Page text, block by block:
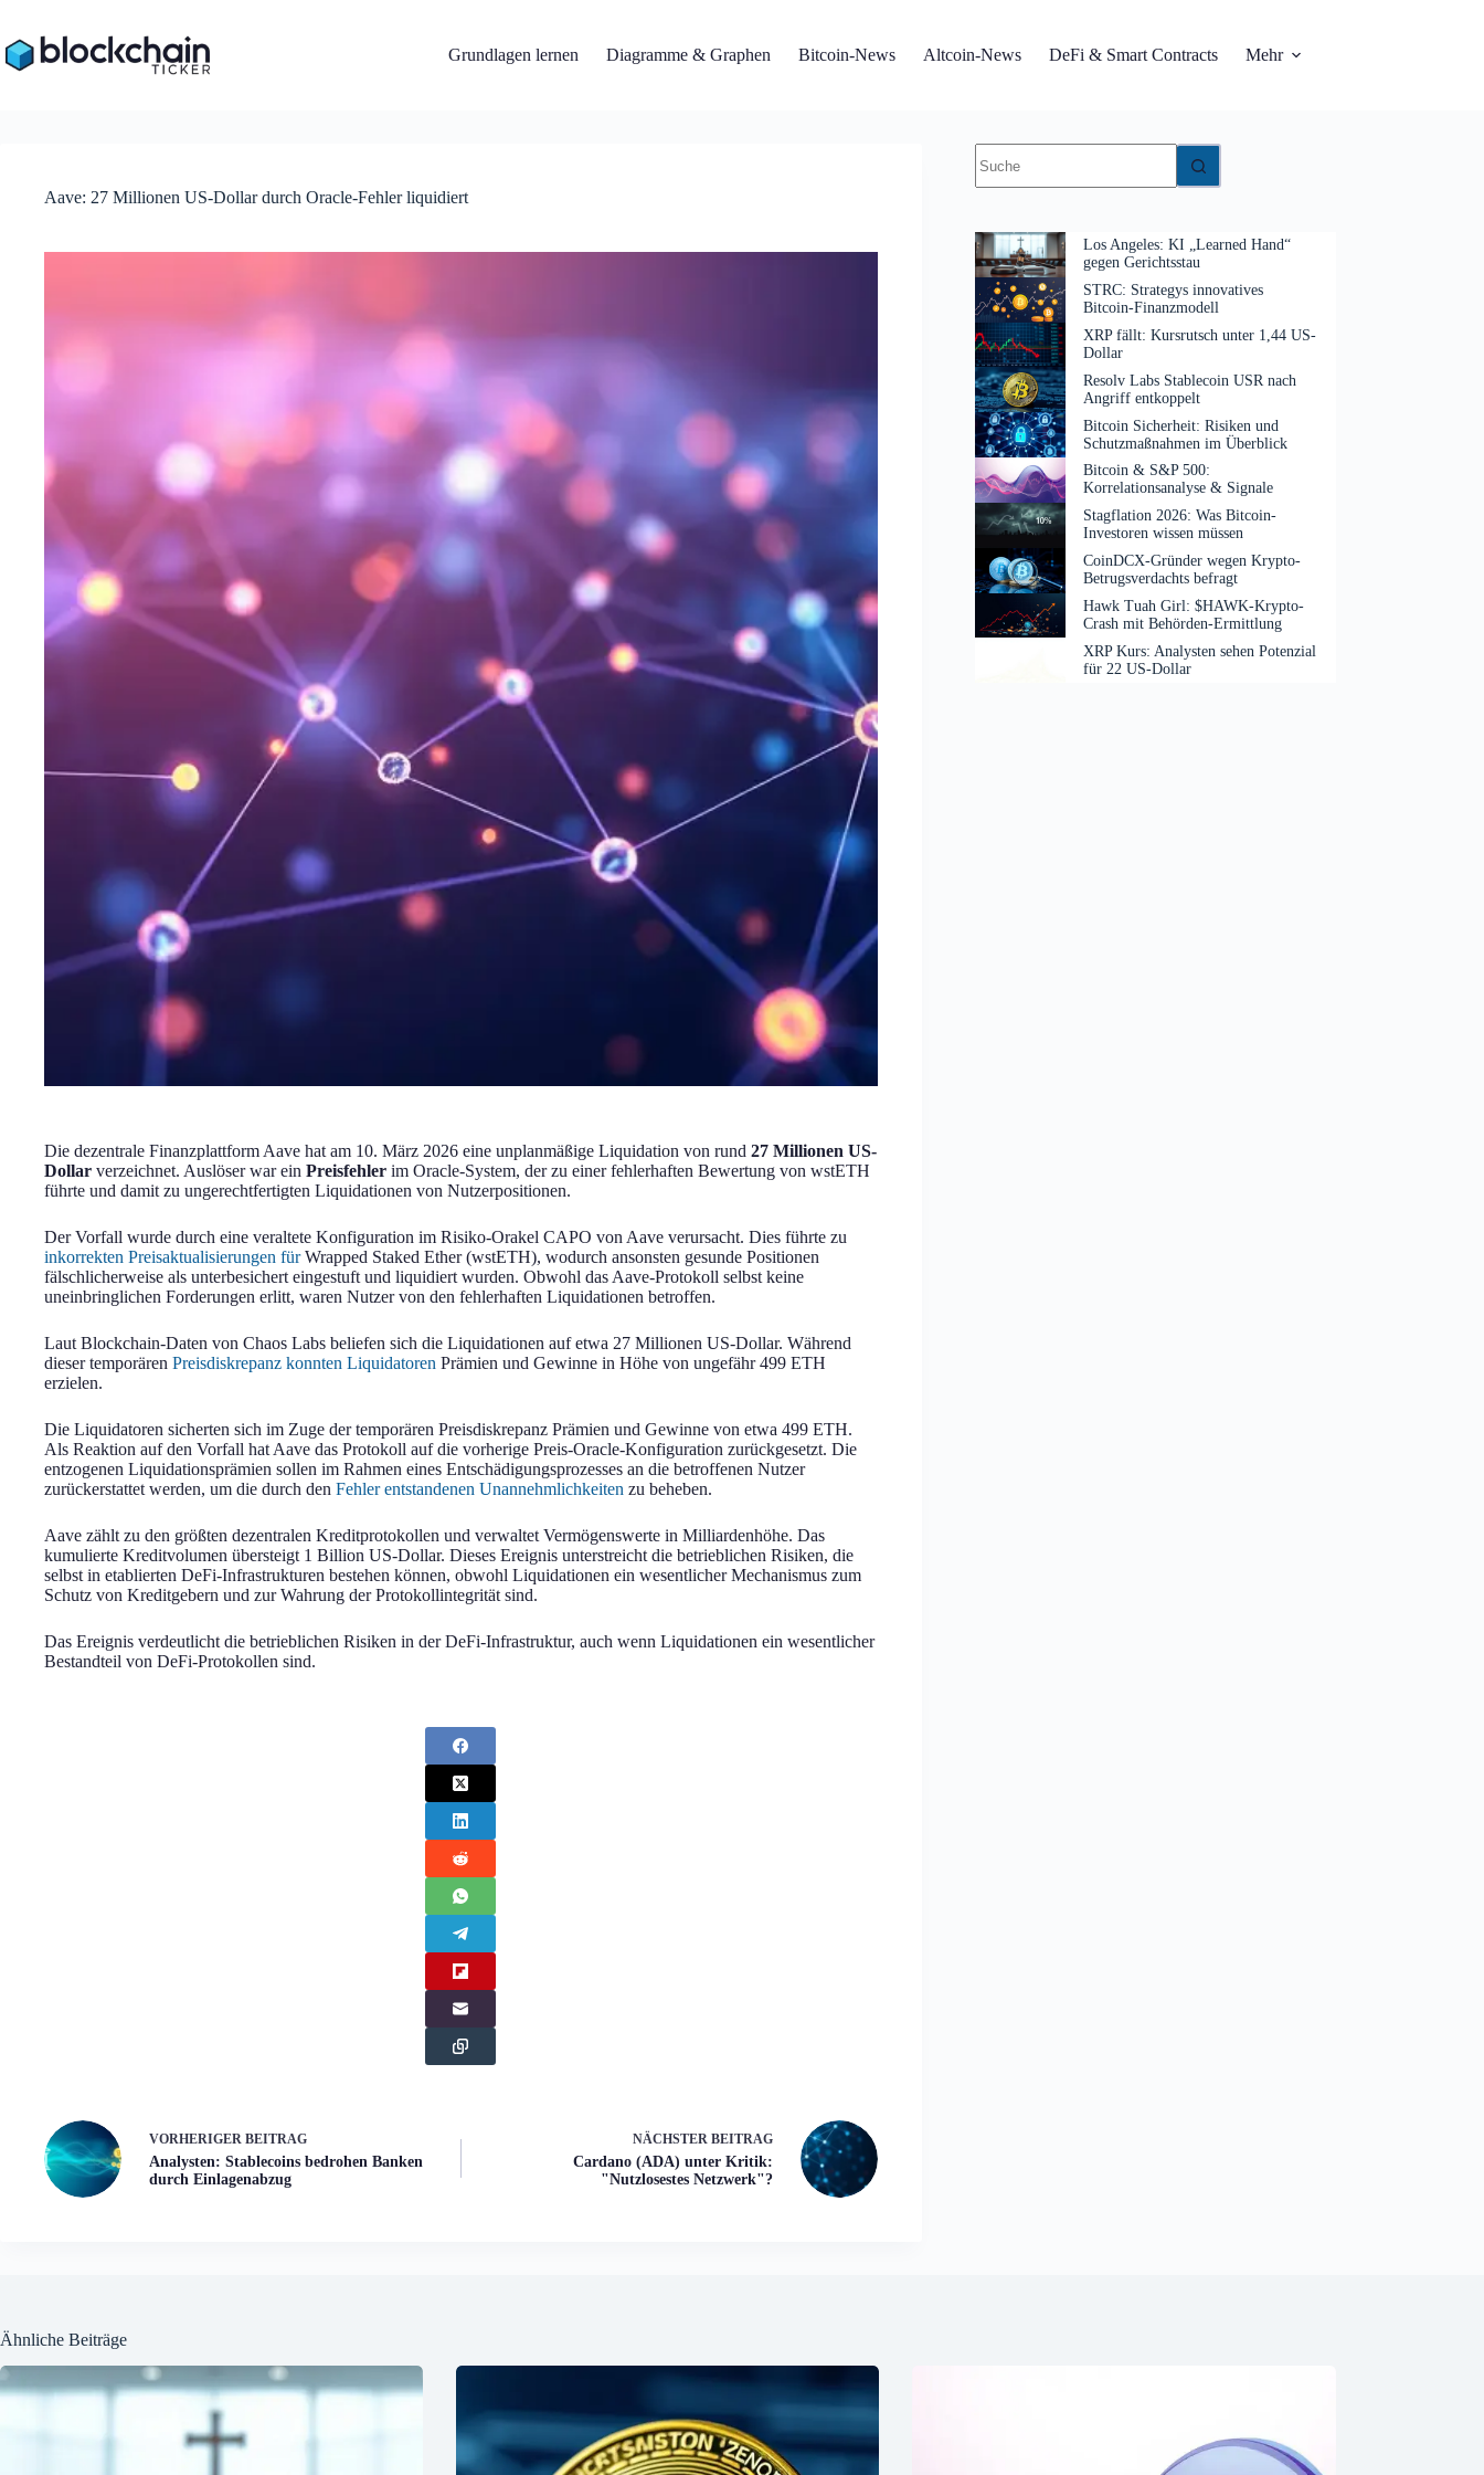
springen
Grundlagen lernen Diagramme & Graphen Bitcoin-News Altcoin-News DeFi & Smart Contracts Mehr
Aave: 27 Millionen US-Dollar durch Oracle-Fehler liquidiert
Die dezentrale Finanzplattform Aave hat am 10. März 2026 eine unplanmäßige Liquidation von rund 27 Millionen US-
Dollar verzeichnet. Auslöser war ein Preisfehler im Oracle-System, der zu einer fehlerhaften Bewertung von wstETH
führte und damit zu ungerechtfertigten Liquidationen von Nutzerpositionen.
Der Vorfall wurde durch eine veraltete Konfiguration im Risiko-Orakel CAPO von Aave verursacht. Dies führte zu
inkorrekten Preisaktualisierungen fürWrapped Staked Ether (wstETH), wodurch ansonsten gesunde Positionen
fälschlicherweise als unterbesichert eingestuft und liquidiert wurden. Obwohl das Aave-Protokoll selbst keine
uneinbringlichen Forderungen erlitt, waren Nutzer von den fehlerhaften Liquidationen betroffen.
Laut Blockchain-Daten von Chaos Labs beliefen sich die Liquidationen auf etwa 27 Millionen US-Dollar. Während
dieser temporären Preisdiskrepanz konnten Liquidatoren Prämien und Gewinne in Höhe von ungefähr 499 ETH
erzielen.
Die Liquidatoren sicherten sich im Zuge der temporären Preisdiskrepanz Prämien und Gewinne von etwa 499 ETH.
Als Reaktion auf den Vorfall hat Aave das Protokoll auf die vorherige Preis-Oracle-Konfiguration zurückgesetzt. Die
entzogenen Liquidationsprämien sollen im Rahmen eines Entschädigungsprozesses an die betroffenen Nutzer
zurückerstattet werden, um die durch den Fehler entstandenen Unannehmlichkeiten zu beheben.
Aave zählt zu den größten dezentralen Kreditprotokollen und verwaltet Vermögenswerte in Milliardenhöhe. Das
kumulierte Kreditvolumen übersteigt 1 Billion US-Dollar. Dieses Ereignis unterstreicht die betrieblichen Risiken, die
selbst in etablierten DeFi-Infrastrukturen bestehen können, obwohl Liquidationen ein wesentlicher Mechanismus zum
Schutz von Kreditgebern und zur Wahrung der Protokollintegrität sind.
Das Ereignis verdeutlicht die betrieblichen Risiken in der DeFi-Infrastruktur, auch wenn Liquidationen ein wesentlicher
Bestandteil von DeFi-Protokollen sind.
VORHERIGER BEITRAG
Analysten: Stablecoins bedrohen Banken
durch Einlagenabzug
NÄCHSTER BEITRAG
Cardano (ADA) unter Kritik:
"Nutzlosestes Netzwerk"?
Ergebnisse
Los Angeles: KI „Learned Hand“
gegen Gerichtsstau
STRC: Strategys innovatives
Bitcoin-Finanzmodell
XRP fällt: Kursrutsch unter 1,44 US-
Dollar
Resolv Labs Stablecoin USR nach
Angriff entkoppelt
Bitcoin Sicherheit: Risiken und
Schutzmaßnahmen im Überblick
Bitcoin & S&P 500:
Korrelationsanalyse & Signale
Stagflation 2026: Was Bitcoin-
Investoren wissen müssen
CoinDCX-Gründer wegen Krypto-
Betrugsverdachts befragt
Hawk Tuah Girl: $HAWK-Krypto-
Crash mit Behörden-Ermittlung
XRP Kurs: Analysten sehen Potenzial
für 22 US-Dollar
Ähnliche Beiträge